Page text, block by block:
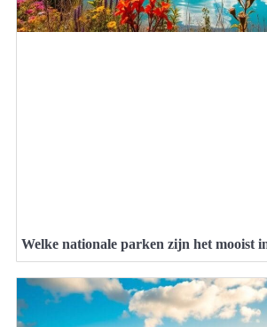
Welke nationale parken zijn het mooist